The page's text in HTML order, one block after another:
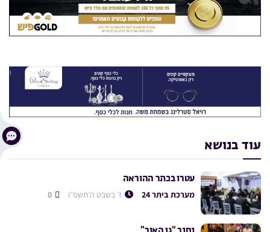
עוד בנושא
עטרו בכתר ההוראה
מערכת ביתר 24 ז׳ בשבט ה׳תשפ״ו